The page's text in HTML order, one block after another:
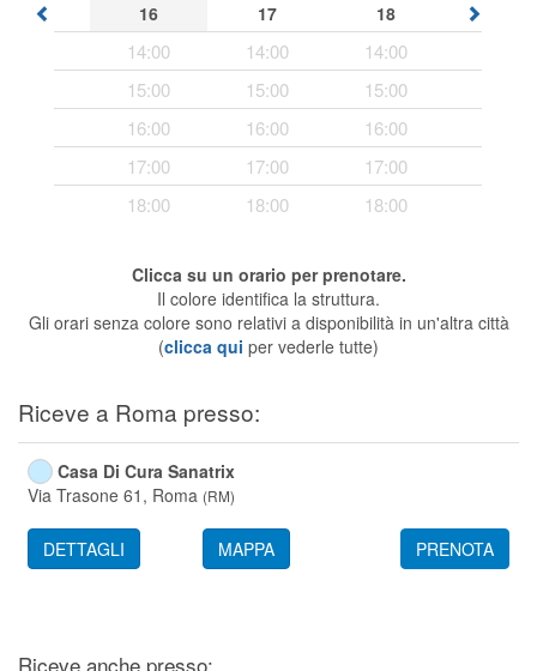
Per gli specialisti
Prenotazioni online
Planner e rubrica in cloud
Segreteria virtuale
Teleconsulto
16 17 18
14:00 14:00
14:00
15:00
15:00
15:00
16:00
16:00
16:00
17:00
17:00
17:00
18:00
18:00 18:00
Clicca su un orario per prenotare.
Il colore identifica la struttura.
Gli orari senza colore sono relativi a disponibilità in un'altra città
(clicca qui per vederle tutte)
Riceve a Roma presso:
Casa Di Cura Sanatrix
Via Trasone 61, Roma (RM)
DETTAGLI MAPPA PRENOTA
Riceve anche presso: